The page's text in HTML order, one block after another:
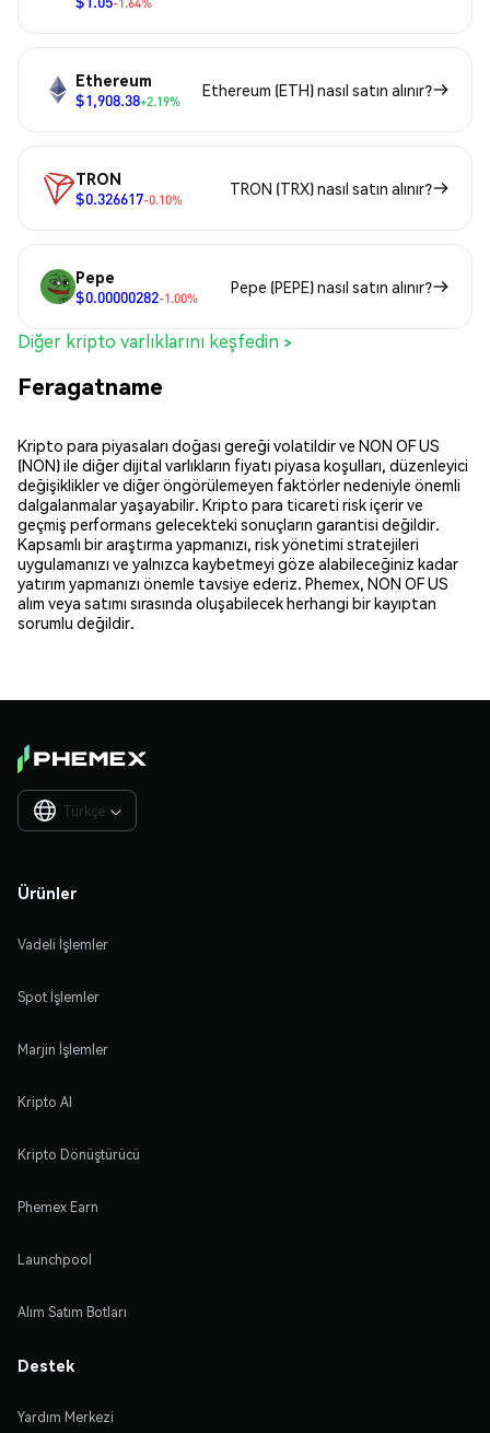
Ethereum
$1,908.38+2.19%
Ethereum (ETH) nasıl satın alınır?
TRON
$0.326617-0.10%
TRON (TRX) nasıl satın alınır?
Pepe
$0.00000282-1.00%
Pepe (PEPE) nasıl satın alınır?
Diğer kripto varlıklarını keşfedin >
Feragatname
Kripto para piyasaları doğası gereği volatildir ve NON OF US
(NON) ile diğer dijital varlıkların fiyatı piyasa koşulları, düzenleyici
değişiklikler ve diğer öngörülemeyen faktörler nedeniyle önemli
dalgalanmalar yaşayabilir. Kripto para ticareti risk içerir ve
geçmiş performans gelecekteki sonuçların garantisi değildir.
Kapsamlı bir araştırma yapmanızı, risk yönetimi stratejileri
uygulamanızı ve yalnızca kaybetmeyi göze alabileceğiniz kadar
yatırım yapmanızı önemle tavsiye ederiz. Phemex, NON OF US
alım veya satımı sırasında oluşabilecek herhangi bir kayıptan
sorumlu değildir.
Türkçe 
Ürünler
Vadeli İşlemler
Spot İşlemler
Marjin İşlemler
Kripto Al
Kripto Dönüştürücü
Phemex Earn
Launchpool
Alım Satım Botları
Destek
Yardım Merkezi